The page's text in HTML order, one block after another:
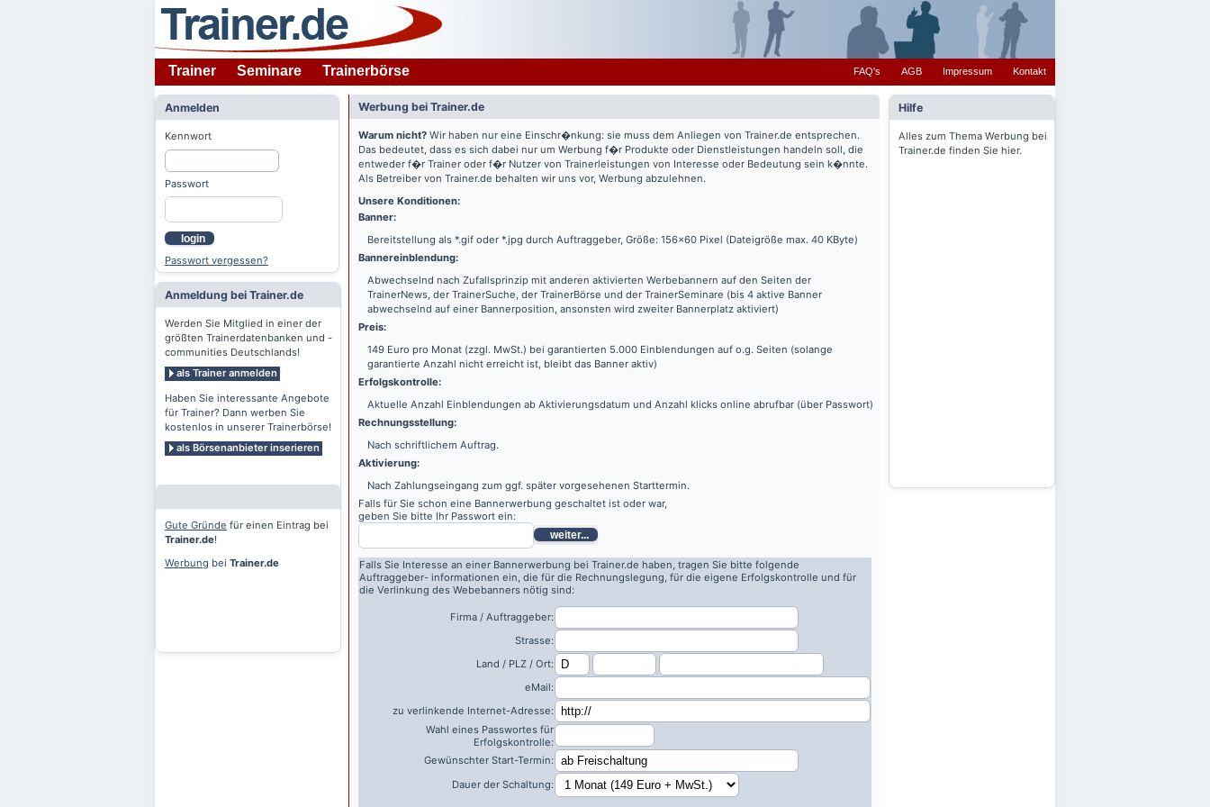
Trainer Seminare Trainerbörse FAQ's AGB Impressum Kontakt
Anmelden
Kennwort
Passwort
login
Passwort vergessen?
Anmeldung bei Trainer.de
Werden Sie Mitglied in einer der
größten Trainerdatenbanken und -
communities Deutschlands!
als Trainer anmelden
Haben Sie interessante Angebote
für Trainer? Dann werben Sie
kostenlos in unserer Trainerbörse!
als Börsenanbieter inserieren
Gute Gründe für einen Eintrag bei
Trainer.de!
Werbung bei Trainer.de
Hilfe
Alles zum Thema Werbung bei
Trainer.de finden Sie hier.
Werbung bei Trainer.de
Warum nicht? Wir haben nur eine Einschr�nkung: sie muss dem Anliegen von Trainer.de entsprechen.
Das bedeutet, dass es sich dabei nur um Werbung f�r Produkte oder Dienstleistungen handeln soll, die
entweder f�r Trainer oder f�r Nutzer von Trainerleistungen von Interesse oder Bedeutung sein k�nnte.
Als Betreiber von Trainer.de behalten wir uns vor, Werbung abzulehnen.
Unsere Konditionen:
Banner:
Bereitstellung als *.gif oder *.jpg durch Auftraggeber, Größe: 156x60 Pixel (Dateigröße max. 40 KByte)
Bannereinblendung:
Abwechselnd nach Zufallsprinzip mit anderen aktivierten Werbebannern auf den Seiten der
TrainerNews, der TrainerSuche, der TrainerBörse und der TrainerSeminare (bis 4 aktive Banner
abwechselnd auf einer Bannerposition, ansonsten wird zweiter Bannerplatz aktiviert)
Preis:
149 Euro pro Monat (zzgl. MwSt.) bei garantierten 5.000 Einblendungen auf o.g. Seiten (solange
garantierte Anzahl nicht erreicht ist, bleibt das Banner aktiv)
Erfolgskontrolle:
Aktuelle Anzahl Einblendungen ab Aktivierungsdatum und Anzahl klicks online abrufbar (über Passwort)
Rechnungsstellung:
Nach schriftlichem Auftrag.
Aktivierung:
Nach Zahlungseingang zum ggf. später vorgesehenen Starttermin.
Falls für Sie schon eine Bannerwerbung geschaltet ist oder war,
geben Sie bitte Ihr Passwort ein:
weiter...
Falls Sie Interesse an einer Bannerwerbung bei Trainer.de haben, tragen Sie bitte folgende
Auftraggeber- informationen ein, die für die Rechnungslegung, für die eigene Erfolgskontrolle und für
die Verlinkung des Webebanners nötig sind:
Firma / Auftraggeber:
Strasse:
Land / PLZ / Ort:
eMail:
zu verlinkende Internet-Adresse:
Wahl eines Passwortes für
Erfolgskontrolle:
Gewünschter Start-Termin:
Dauer der Schaltung: